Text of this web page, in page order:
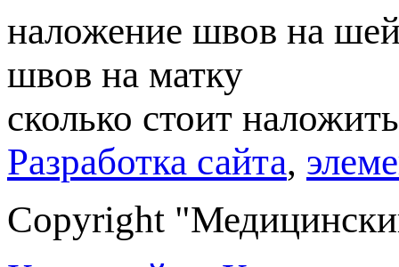
наложение швов на
швов на матку
сколько стоит
Разработка сайта,
Copyright